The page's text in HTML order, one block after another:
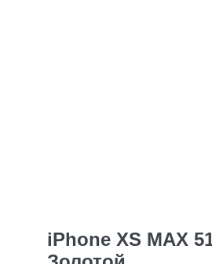
iPhone XS MAX